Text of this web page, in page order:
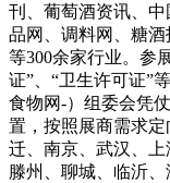
刊、葡萄酒资讯、
品网、调料网、糖
等300余家行业。参
证”、“卫生许可证”
食物网-）组委会凭
置，按照展商需求
迁、南京、武汉、上
滕州、聊城、临沂